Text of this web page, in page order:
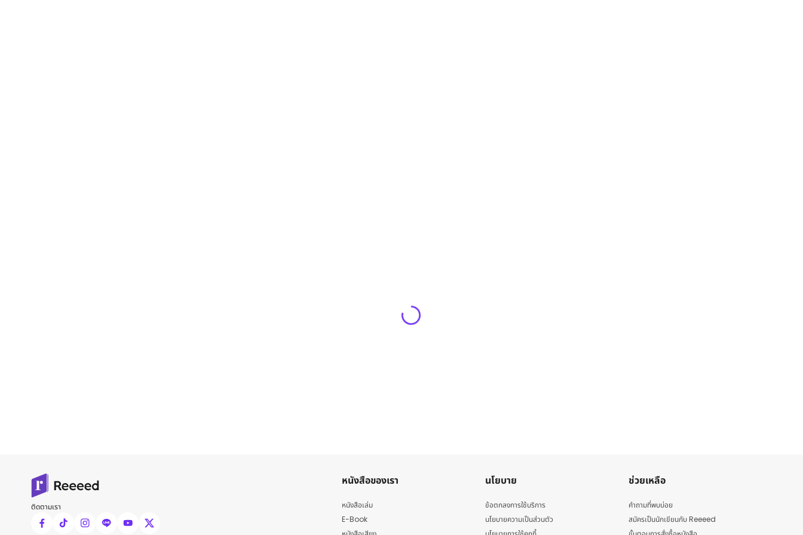
ติดตามเรา
หนังสือของเรา
หนังสือเล่ม
E-Book
นโยบาย
ข้อตกลงการใช้บริการ
นโยบายความเป็นส่วนตัว
ช่วยเหลือ
คำถามที่พบบ่อย
สมัครเป็นนักเขียนกับ Reeeed